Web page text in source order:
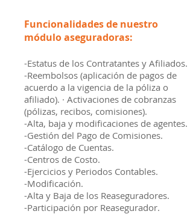
Funcionalidades de nuestro
módulo aseguradoras:
-Estatus de los Contratantes y Afiliados.
-Reembolsos (aplicación de pagos de
acuerdo a la vigencia de la póliza o
afiliado). · Activaciones de cobranzas
(pólizas, recibos, comisiones).
-Alta, baja y modificaciones de agentes.
-Gestión del Pago de Comisiones.
-Catálogo de Cuentas.
-Centros de Costo.
-Ejercicios y Periodos Contables.
-Modificación.
-Alta y Baja de los Reaseguradores.
-Participación por Reasegurador.